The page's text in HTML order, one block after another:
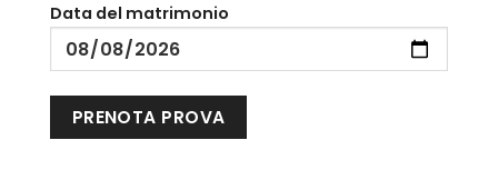
Data del matrimonio